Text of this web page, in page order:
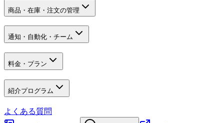
商品・在庫・注文の管理
通知・自動化・チーム
料金・プラン
紹介プログラム
よくある質問